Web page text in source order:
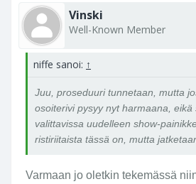
Vinski
Well-Known Member
niffe sanoi: ↑
Juu, proseduuri tunnetaan, mutta
osoiterivi pysyy nyt harmaana, eikä
valittavissa uudelleen show-
ristiriitaista tässä on, mutta
Varmaan jo oletkin tekemässä